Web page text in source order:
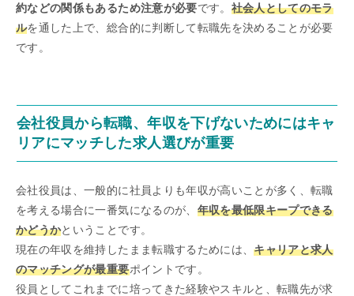
約などの関係もあるため注意が必要です。 社会人としてのモラ
ルを通した上で、総合的に判断して転職先を決めることが必要
です。
会社役員から転職、年収を下げないためにはキャ
リアにマッチした求人選びが重要
会社役員は、一般的に社員よりも年収が高いことが多く、転職
を考える場合に一番気になるのが、 年収を最低限キープできる
かどうかということです。
現在の年収を維持したまま転職するためには、キャリアと求人
のマッチングが最重要ポイントです。
役員としてこれまでに培ってきた経験やスキルと、転職先が求